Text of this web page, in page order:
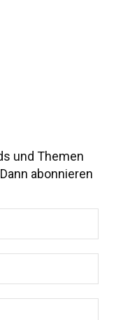
und Themen
abonnieren